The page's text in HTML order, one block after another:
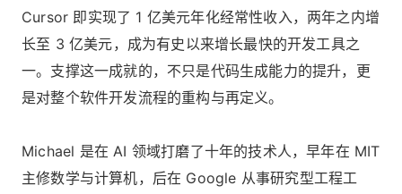
Cursor 即实现了 1 亿美元年化经常性收入，两年之内增
长至 3 亿美元，成为有史以来增长最快的开发工具之
一。支撑这一成就的，不只是代码生成能力的提升，更
是对整个软件开发流程的重构与再定义。
Michael 是在 AI 领域打磨了十年的技术人，早年在 MIT
主修数学与计算机，后在 Google 从事研究型工程工